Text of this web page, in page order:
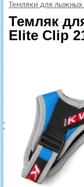
Темляки для лыжных
Темляк
Elite Clip